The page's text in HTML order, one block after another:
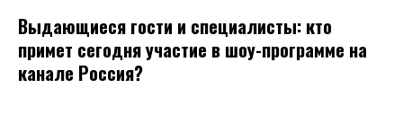
Выдающиеся гости и специалисты: кто
примет сегодня участие в шоу-программе на
канале Россия?